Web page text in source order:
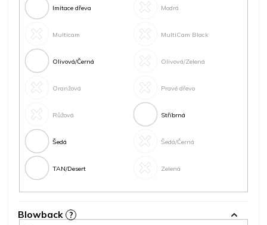
Imitace dřeva Modrá
Multicam MultiCam Black
Olivová/Černá Olivová/Zelená
Oranžová Pravé dřevo
Růžová Stříbrná
Šedá Šedá/Černá
TAN/Desert Zelená
Blowback ?